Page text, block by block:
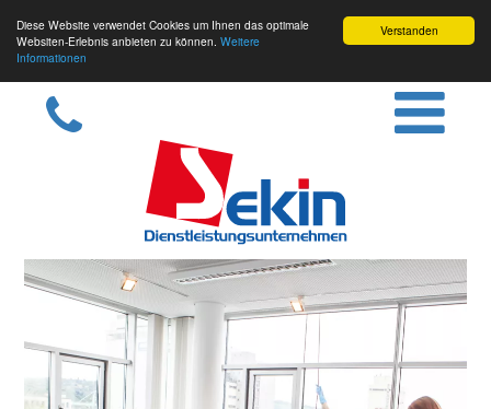
Verstanden
Diese Website verwendet Cookies um Ihnen das optimale
Websiten-Erlebnis anbieten zu können. Weitere
Informationen